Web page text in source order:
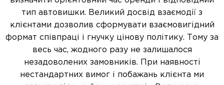
тип автовишки. Великий досвід взаємодії з
клієнтами дозволив сформувати взаємовигідний
формат співпраці і гнучку цінову політику. Тому за
весь час, жодного разу не залишалося
незадоволених замовників. При наявності
нестандартних вимог і побажань клієнта ми